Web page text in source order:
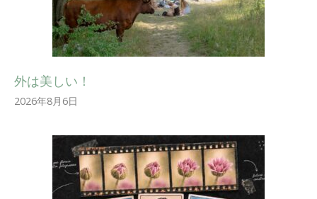
外は美しい！
2026年8月6日